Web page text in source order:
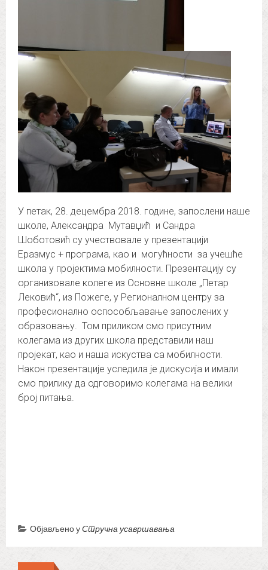
У петак, 28. децембра 2018. године, запослени наше
школе, Александра Мутавџић и Сандра
Шоботовић су учествовале у презентацији
Еразмус + програма, као и могућности за учешће
школа у пројектима мобилности. Презентацију су
организовале колеге из Основне школе „Петар
Лековић“, из Пожеге, у Регионалном центру за
професионално оспособљавање запослених у
образовању. Том приликом смо присутним
колегама из других школа представили наш
пројекат, као и наша искуства са мобилности.
Након презентације уследила је дискусија и имали
смо прилику да одговоримо колегама на велики
број питања.
Објављено уСтручна усавршавања